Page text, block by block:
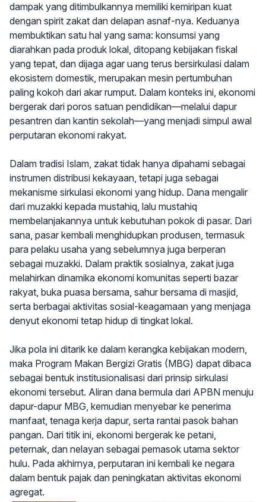
dampak yang ditimbulkannya memiliki kemiripan kuat
dengan spirit zakat dan delapan asnaf-nya. Keduanya
membuktikan satu hal yang sama: konsumsi yang
diarahkan pada produk lokal, ditopang kebijakan fiskal
yang tepat, dan dijaga agar uang terus bersirkulasi dalam
ekosistem domestik, merupakan mesin pertumbuhan
paling kokoh dari akar rumput. Dalam konteks ini, ekonomi
bergerak dari poros satuan pendidikan—melalui dapur
pesantren dan kantin sekolah—yang menjadi simpul awal
perputaran ekonomi rakyat.
Dalam tradisi Islam, zakat tidak hanya dipahami sebagai
instrumen distribusi kekayaan, tetapi juga sebagai
mekanisme sirkulasi ekonomi yang hidup. Dana mengalir
dari muzakki kepada mustahiq, lalu mustahiq
membelanjakannya untuk kebutuhan pokok di pasar. Dari
sana, pasar kembali menghidupkan produsen, termasuk
para pelaku usaha yang sebelumnya juga berperan
sebagai muzakki. Dalam praktik sosialnya, zakat juga
melahirkan dinamika ekonomi komunitas seperti bazar
rakyat, buka puasa bersama, sahur bersama di masjid,
serta berbagai aktivitas sosial-keagamaan yang menjaga
denyut ekonomi tetap hidup di tingkat lokal.
Jika pola ini ditarik ke dalam kerangka kebijakan modern,
maka Program Makan Bergizi Gratis (MBG) dapat dibaca
sebagai bentuk institusionalisasi dari prinsip sirkulasi
ekonomi tersebut. Aliran dana bermula dari APBN menuju
dapur-dapur MBG, kemudian menyebar ke penerima
manfaat, tenaga kerja dapur, serta rantai pasok bahan
pangan. Dari titik ini, ekonomi bergerak ke petani,
peternak, dan nelayan sebagai pemasok utama sektor
hulu. Pada akhirnya, perputaran ini kembali ke negara
dalam bentuk pajak dan peningkatan aktivitas ekonomi
agregat.